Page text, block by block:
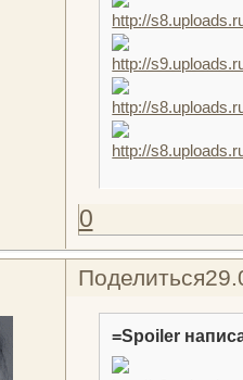
0
Поделиться
=Spoiler